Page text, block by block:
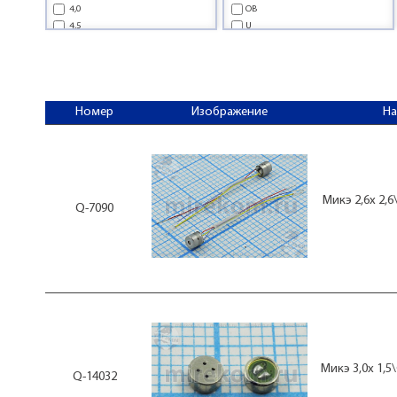
4,0
4,5
6,5
7,0
10,0
48,0
OB
U
Номер Изображение
Q-7090
Микэ 2,6x
Q-14032
Микэ 3,0x